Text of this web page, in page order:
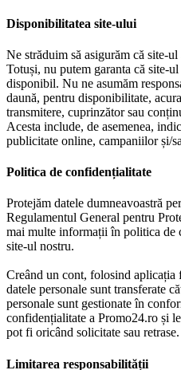
Disponibilitatea site-ului
Ne străduim să asigurăm că site-
Totuși, nu putem garanta că site-
disponibil. Nu ne asumăm
daună, pentru disponibilitate,
transmitere, cuprinzător sau
Acesta include, de asemenea,
publicitate online, campaniilor și/
Politica de confidențialitate
Protejăm datele dumneavoastră
Regulamentul General pentru
mai multe informații în politica de
site-ul nostru.
Creând un cont, folosind aplicația
datele personale sunt transferate
personale sunt gestionate în
confidențialitate a Promo24.ro și
pot fi oricând solicitate sau retrase.
Limitarea responsabilității